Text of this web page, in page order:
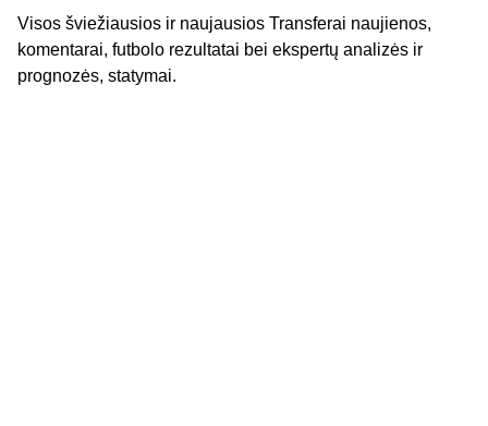
Visos šviežiausios ir naujausios Transferai naujienos,
komentarai, futbolo rezultatai bei ekspertų analizės ir
prognozės, statymai.